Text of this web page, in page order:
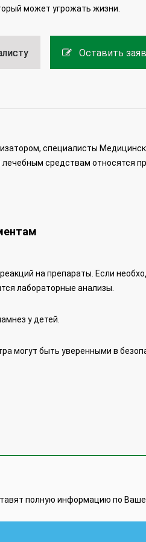
может угрожать жизни.
Оставить
специалисты
средствам относятся
на препараты. Если
лабораторные анализы.
у детей.
могут быть уверенными в
полную информацию по